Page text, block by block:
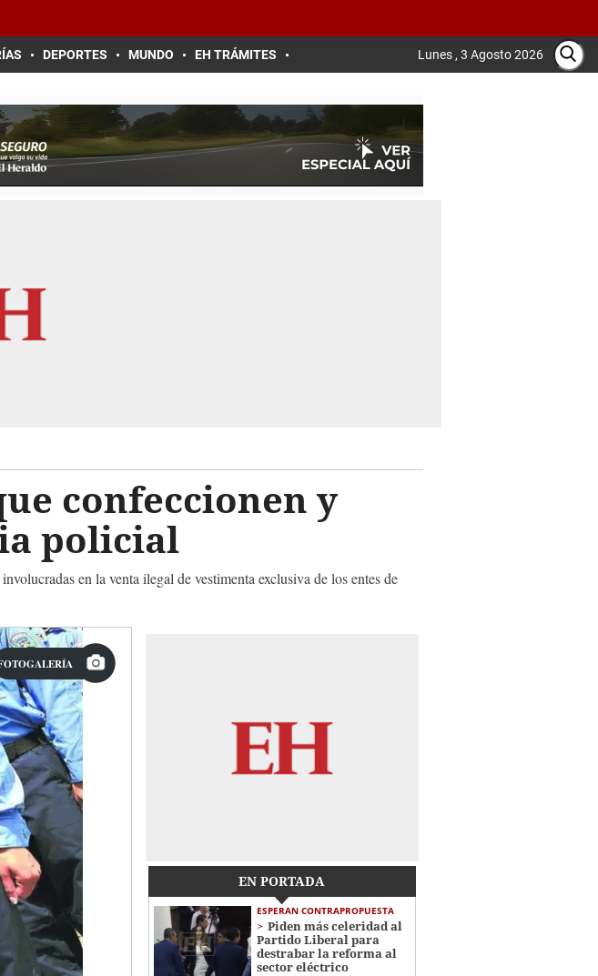
DEPORTES MUNDO EH TRÁMITES Lunes , 3 Agosto 2026
confeccionen y
policial
en la venta ilegal de vestimenta exclusiva de los entes de
EN PORTADA
ESPERAN CONTRAPROPUESTA
Piden más celeridad al
Partido Liberal para
destrabar la reforma al
sector eléctrico